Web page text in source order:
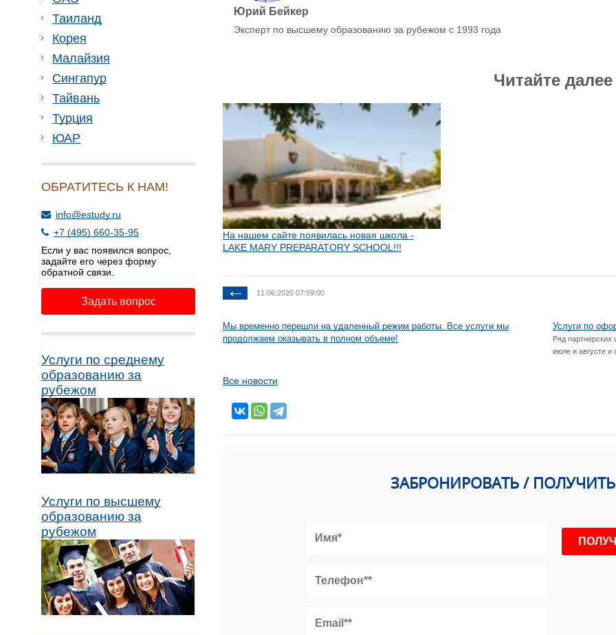
Таиланд
Корея
Малайзия
Сингапур
Тайвань
Турция
ЮАР
ОБРАТИТЕСЬ К НАМ!
info@estudy.ru
+7 (495) 660-35-95
Если у вас появился вопрос,
задайте его через форму
обратной связи.
Задать вопрос
Услуги по среднему
образованию за
рубежом
Услуги по высшему
образованию за
рубежом
Юрий Бейкер
Эксперт по высшему образованию за рубежом с 1993 года
Читайте далее
На нашем сайте появилась новая школа -
LAKE MARY PREPARATORY SCHOOL!!!
11.06.2020 07:59:00
Мы временно перешли на удаленный режим работы. Все услуги мы
продолжаем оказывать в полном объеме!
Услуги по
Ряд
июле и августе и
Все новости
ЗАБРОНИРОВАТЬ /